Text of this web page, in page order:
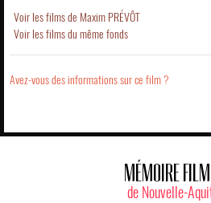
Voir les films de Maxim PRÉVÔT
Voir les films du même fonds
Avez-vous des informations sur ce film ?
MÉMOIRE
de Nouvelle-